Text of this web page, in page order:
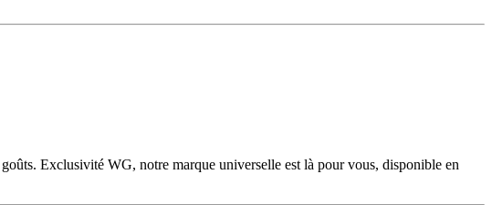
Exclusivité WG, notre marque universelle est là pour vous, disponible en